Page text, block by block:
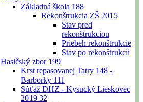
Základná škola 188
Rekonštrukcia ZŠ 2015
Stav pred
rekonštrukciou
Priebeh rekonštrukcie
Stav po rekonštrukcii
Hasičský zbor 199
Krst repasovanej Tatry 148 -
Barborky 111
Súťaž DHZ - Kysucký Lieskovec
2019 32